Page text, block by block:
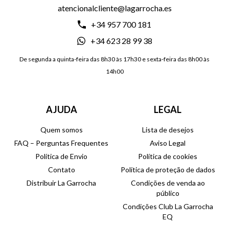
atencionalcliente@lagarrocha.es
+34 957 700 181
+34 623 28 99 38
De segunda a quinta-feira das 8h30 às 17h30 e sexta-feira das 8h00 às
14h00
AJUDA
Quem somos
FAQ – Perguntas Frequentes
Política de Envio
Contato
Distribuir La Garrocha
LEGAL
Lista de desejos
Aviso Legal
Política de cookies
Política de proteção de dados
Condições de venda ao
público
Condições Club La Garrocha
EQ